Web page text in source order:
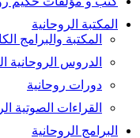
المكتبة الروحانية
المكتبة والبرامج
الدروس الروحانية
دورات روحانية
القراءات الصوتية
البرامج الروحانية